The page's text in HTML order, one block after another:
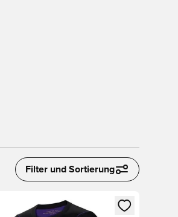
Filter und Sortierung
als Mitglied
neues Fenster zum Anmelden oder